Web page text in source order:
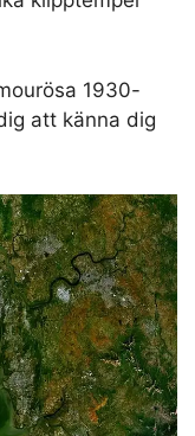
av stilar.
eran flirta
Missa inte dessa
– Ett
som är
klipptempel
1930-